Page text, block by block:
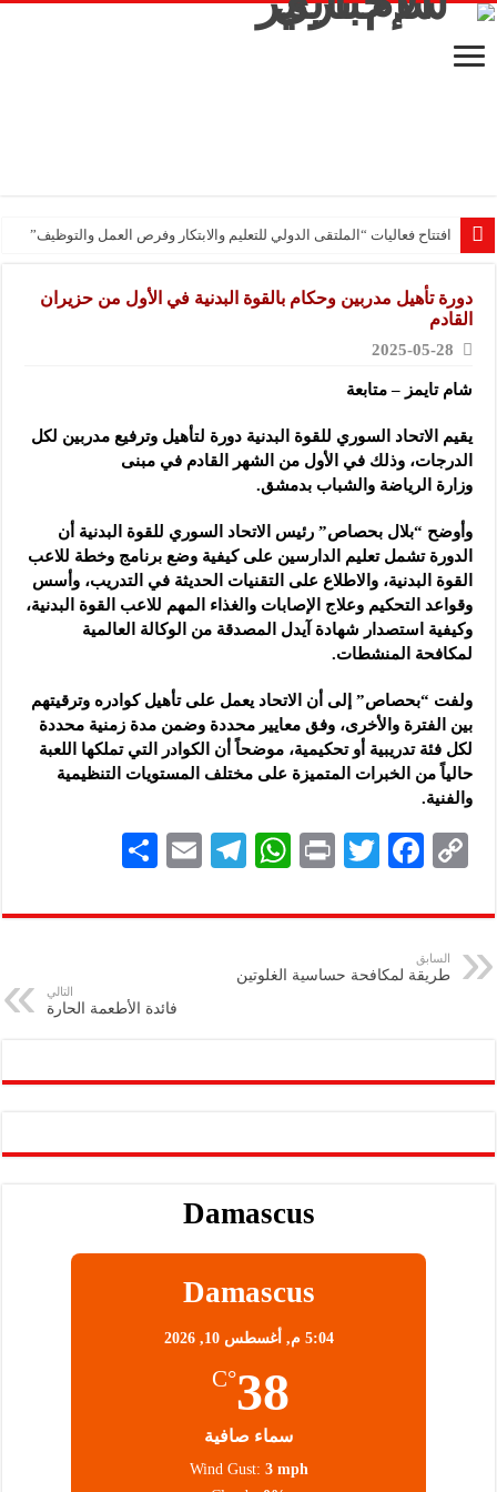
افتتاح فعاليات “الملتقى الدولي للتعليم والابتكار وفرص العمل والتوظيف”
دورة تأهيل مدربين وحكام بالقوة البدنية في الأول من حزيران
القادم
2025-05-28
شام تايمز – متابعة
يقيم الاتحاد السوري للقوة البدنية دورة لتأهيل وترفيع مدربين لكل
الدرجات، وذلك في الأول من الشهر القادم في مبنى
وزارة الرياضة والشباب بدمشق.
وأوضح “بلال بحصاص” رئيس الاتحاد السوري للقوة البدنية أن
الدورة تشمل تعليم الدارسين على كيفية وضع برنامج وخطة للاعب
القوة البدنية، والاطلاع على التقنيات الحديثة في التدريب، وأسس
وقواعد التحكيم وعلاج الإصابات والغذاء المهم للاعب القوة البدنية،
وكيفية استصدار شهادة آيدل المصدقة من الوكالة العالمية
لمكافحة المنشطات.
ولفت “بحصاص” إلى أن الاتحاد يعمل على تأهيل كوادره وترقيتهم
بين الفترة والأخرى، وفق معايير محددة وضمن مدة زمنية محددة
لكل فئة تدريبية أو تحكيمية، موضحاً أن الكوادر التي تملكها اللعبة
حالياً من الخبرات المتميزة على مختلف المستويات التنظيمية
والفنية.
C
p
y
Li
F
eb
k
T
tt
P
nt
W
at
A
Te
gr
E
ai
ar
السابق
طريقة لمكافحة حساسية الغلوتين
التالي
فائدة الأطعمة الحارة
Damascus
Damascus
5:04 م, أغسطس 10, 2026
38
°C
سماء صافية
Wind Gust: 3 mph